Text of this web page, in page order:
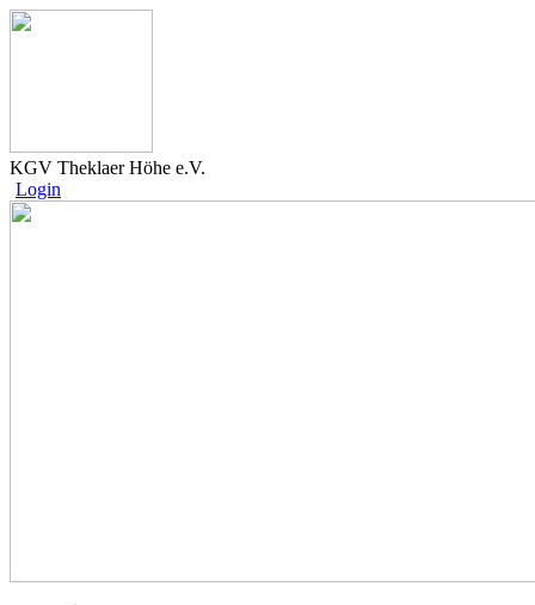
KGV Theklaer Höhe e.V.
Login